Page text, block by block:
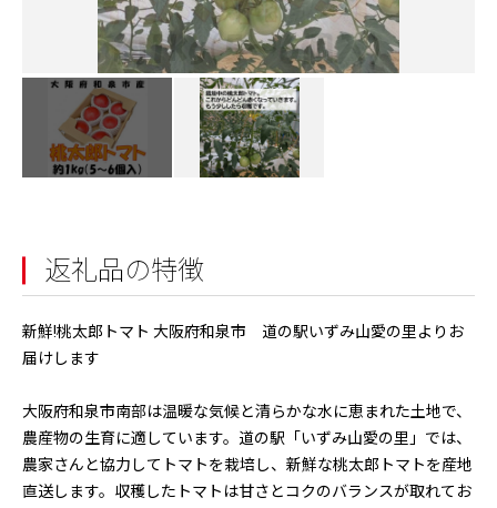
返礼品の特徴
新鮮!桃太郎トマト 大阪府和泉市 道の駅いずみ山愛の里よりお
届けします
大阪府和泉市南部は温暖な気候と清らかな水に恵まれた土地で、
農産物の生育に適しています。道の駅「いずみ山愛の里」では、
農家さんと協力してトマトを栽培し、新鮮な桃太郎トマトを産地
直送します。収穫したトマトは甘さとコクのバランスが取れてお